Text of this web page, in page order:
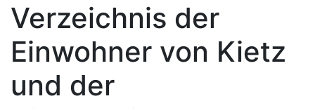
Verzeichnis der
Einwohner von Kietz
und der